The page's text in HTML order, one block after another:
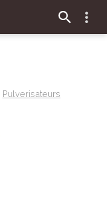
Pulverisateurs